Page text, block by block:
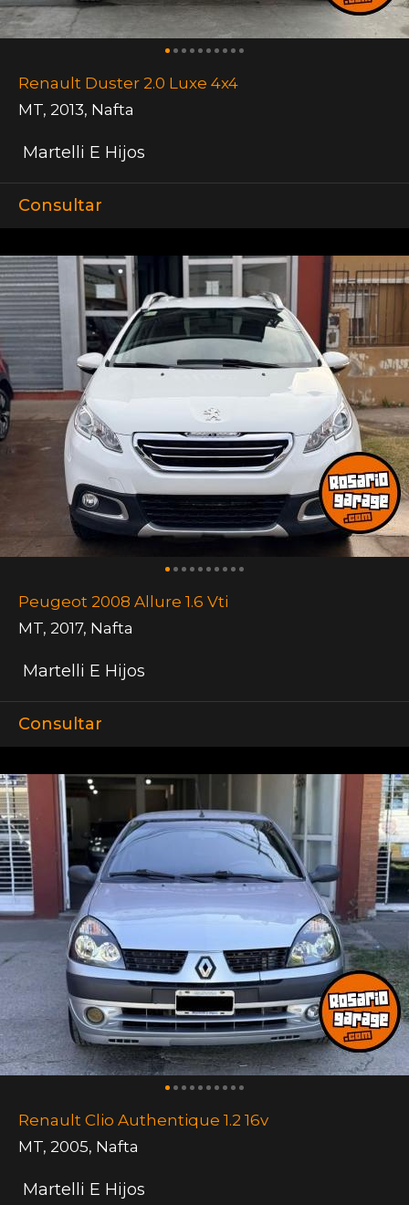
Renault Duster 2.0 Luxe 4x4
MT, 2013, Nafta
Martelli E Hijos
Consultar
Peugeot 2008 Allure 1.6 Vti
MT, 2017, Nafta
Martelli E Hijos
Consultar
Renault Clio Authentique 1.2 16v
MT, 2005, Nafta
Martelli E Hijos